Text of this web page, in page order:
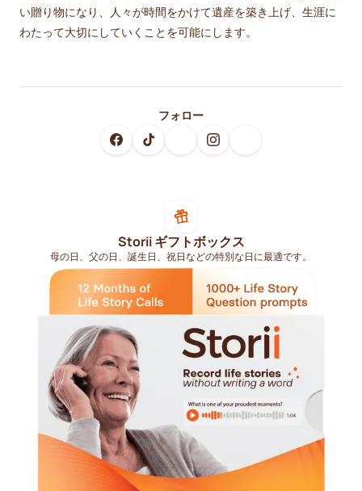
い贈り物になり、人々が時間をかけて遺産を築き上げ、生涯に
わたって大切にしていくことを可能にします。
フォロー
Storii ギフトボックス
母の日、父の日、誕生日、祝日などの特別な日に最適です。